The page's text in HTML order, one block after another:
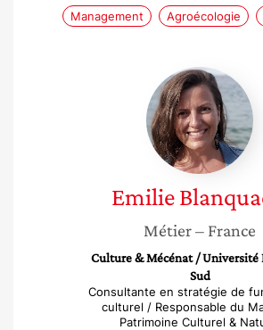
Management Agroécologie
Emilie
Blanquaert
Emilie
Métier– France
Culture & Mécénat / Université
Sud
Consultante en stratégie de
culturel / Responsable du
Patrimoine Culturel &